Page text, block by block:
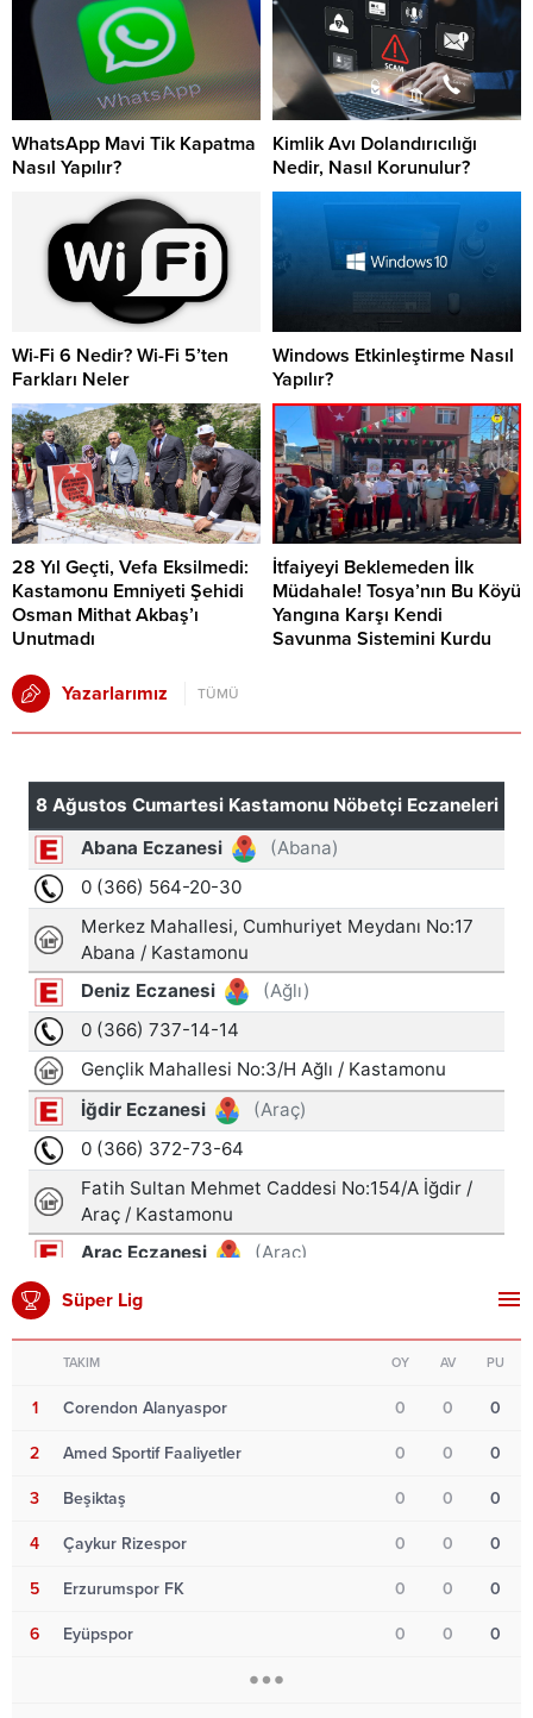
WhatsApp Mavi Tik Kapatma
Nasıl Yapılır?
Kimlik Avı Dolandırıcılığı
Nedir, Nasıl Korunulur?
Wi-Fi 6 Nedir? Wi-Fi 5’ten
Farkları Neler
Windows Etkinleştirme Nasıl
Yapılır?
28 Yıl Geçti, Vefa Eksilmedi:
Kastamonu Emniyeti Şehidi
Osman Mithat Akbaş’ı
Unutmadı
İtfaiyeyi Beklemeden İlk
Müdahale! Tosya’nın Bu Köyü
Yangına Karşı Kendi
Savunma Sistemini Kurdu
Yazarlarımız TÜMÜ
Süper Lig
TAKIM OY AV PU
1 Corendon Alanyaspor 0 0 0
2 Amed Sportif Faaliyetler 0 0 0
3 Beşiktaş 0 0 0
4 Çaykur Rizespor 0 0 0
5 Erzurumspor FK 0 0 0
6 Eyüpspor 0 0 0